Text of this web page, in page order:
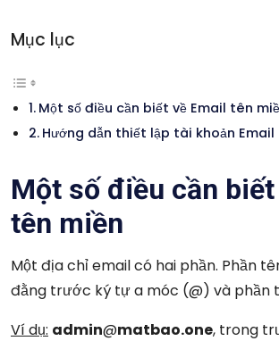
Mục lục
Một số điều cần biết về Email tên
Hướng dẫn thiết lập tài khoản
Một số điều cần
tên miền
Một địa chỉ email có hai phần. Phần
đằng trước ký tự a móc (@) và phần
Ví dụ: admin@matbao.one, trong